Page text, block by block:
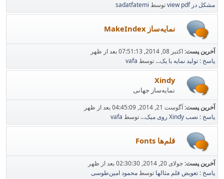
مشکل در view pdf
توسط sadatfatemi
نمایه‌ساز MakeIndex
آخرین پست:اکتبر 08, 2014, 07:51:13 بعد از ظهر
پاسخ : تولید نمایه با یک... توسط vafa
Xindy
نمایه‌ساز جهانی
آخرین پست:آگوست 21, 2014, 04:45:09 بعد از ظهر
پاسخ : نصب Xindy روی میک...
توسط vafa
قلم‌ها Fonts
آخرین پست:جولای 20, 2014, 02:30:30 بعد از ظهر
پاسخ : تعویض قلم مثالها توسطمحمود امین‌طوسی